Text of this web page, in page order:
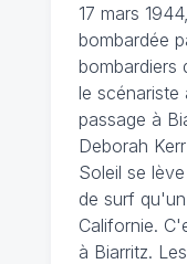
17 mars
bombardée
bombardiers
le scénariste
passage à
Deborah
Soleil se
de surf
Californie.
à Biarritz.